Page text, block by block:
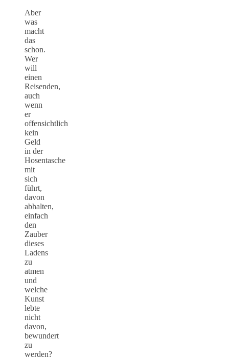
Aber
was
macht
das
schon.
Wer
will
einen
Reisenden,
auch
wenn
er
offensichtlich
kein
Geld
in der
Hosentasche
mit
sich
führt,
davon
abhalten,
einfach
den
Zauber
dieses
Ladens
zu
atmen
und
welche
Kunst
lebte
nicht
davon,
bewundert
zu
werden?